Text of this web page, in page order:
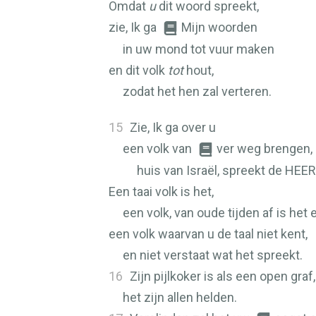
Omdat udit woord spreekt,
zie, Ik ga
Mijn woorden
in uw mond tot vuur maken
en dit volk tothout,
zodat het hen zal verteren.
15 Zie, Ik ga over u
een volk van
ver weg brengen,
huis van Israël, spreekt de
Een taai volk is het,
een volk, van oude tijden af is het
een volk waarvan u de taal niet kent,
en niet verstaat wat het spreekt.
16 Zijn pijlkoker is als een open graf,
het zijn allen helden.